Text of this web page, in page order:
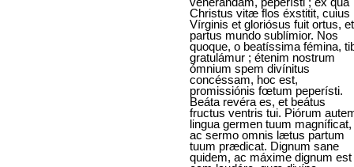
Christus vitæ flos éxstitit, cuius
Vírginis et gloriósus fuit ortus, et
partus mundo sublímior. Nos
quoque, o beatíssima fémina,
gratulámur ; étenim nostrum
ómnium spem divínitus
concéssam, hoc est,
promissiónis fœtum peperísti.
Beáta revéra es, et beátus
fructus ventris tui. Piórum
lingua germen tuum magníficat,
ac sermo omnis lætus partum
tuum prædicat. Dignum sane
quidem, ac máxime dignum est